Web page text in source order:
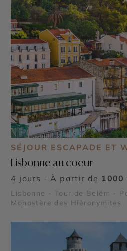
SÉJOUR ESCAPADE ET
Lisbonne au coeur
4 jours - À partir de 1000
Lisbonne - Tour de Belém -
Monastère des Hiéronymites